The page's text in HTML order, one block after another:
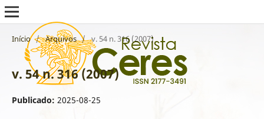
Início / Arquivos / v. 54 n. 316 (2007)
v. 54 n. 316 (2007)
Publicado: 2025-08-25